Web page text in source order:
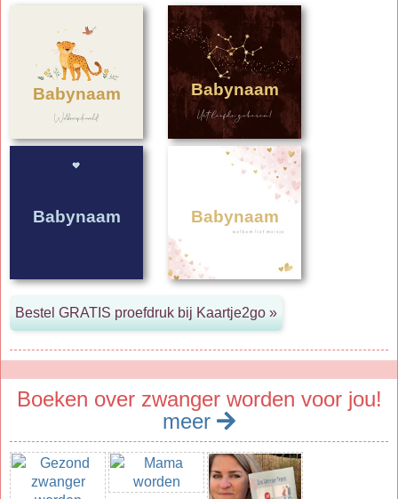
Babynaam Babynaam
Babynaam Babynaam
Boeken over zwanger worden voor jou!
meer